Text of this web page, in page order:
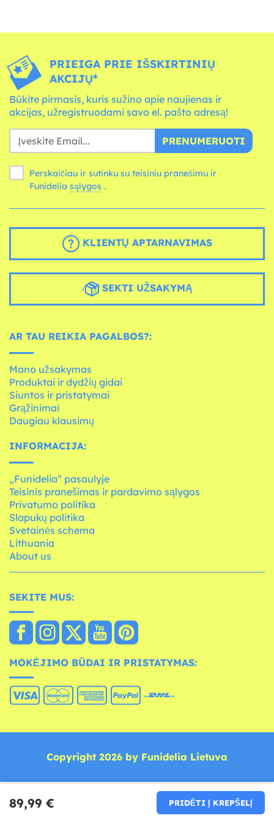
89,99 € PRIDĖTI Į KREPŠELĮ
PRIEIGA PRIE IŠSKIRTINIŲ
AKCIJŲ*
Būkite pirmasis, kuris sužino apie naujienas ir
akcijas, užregistruodami savo el. pašto adresą!
PRENUMERUOTI
Perskaičiau ir sutinku su teisiniu pranešimu ir
Funidelia sąlygos .
KLIENTŲ APTARNAVIMAS
SEKTI UŽSAKYMĄ
AR TAU REIKIA PAGALBOS?:
Mano užsakymas
Produktai ir dydžių gidai
Siuntos ir pristatymai
Grąžinimai
Daugiau klausimų
INFORMACIJA:
„Funidelia“ pasaulyje
Teisinis pranešimas ir pardavimo sąlygos
Privatumo politika
Slapukų politika
Svetainės schema
Lithuania
About us
SEKITE MUS:
MOKĖJIMO BŪDAI IR PRISTATYMAS:
Copyright 2026 by Funidelia Lietuva